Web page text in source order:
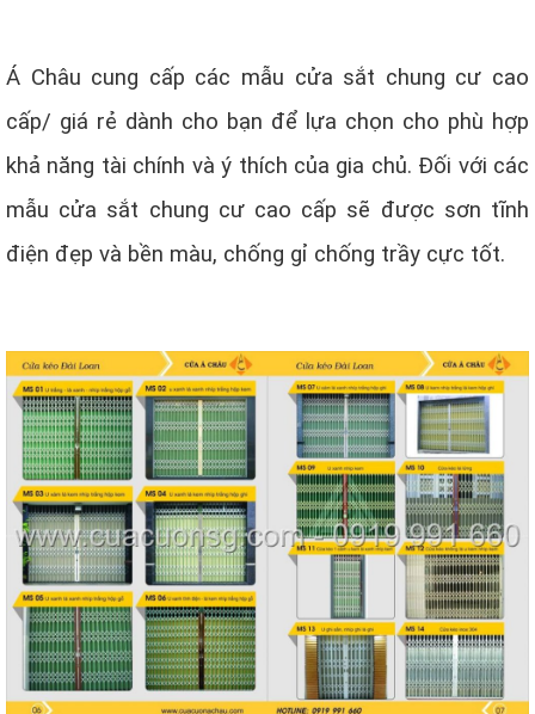
Á Châu cung cấp các mẫu cửa sắt chung cư cao
cấp/ giá rẻ dành cho bạn để lựa chọn cho phù hợp
khả năng tài chính và ý thích của gia chủ. Đối với các
mẫu cửa sắt chung cư cao cấp sẽ được sơn tĩnh
điện đẹp và bền màu, chống gỉ chống trầy cực tốt.